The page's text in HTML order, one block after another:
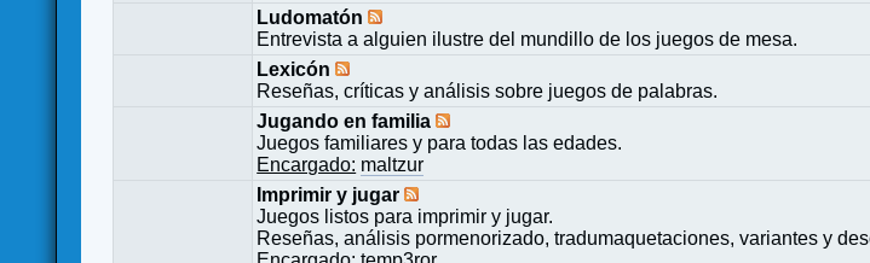
Ludomatón
Entrevista a alguien ilustre del mundillo de los juegos de mesa.
Lexicón
Reseñas, críticas y análisis sobre juegos de palabras.
Jugando en familia
Juegos familiares y para todas las edades.
Encargado: maltzur
Imprimir y jugar
Juegos listos para imprimir y jugar.
Reseñas, análisis pormenorizado, tradumaquetaciones, variantes y